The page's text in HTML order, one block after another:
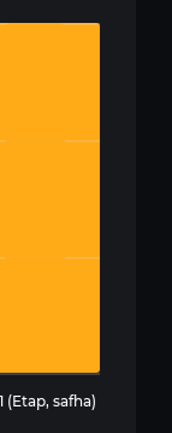
(Etap, safha)